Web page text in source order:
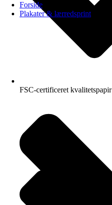
Forside
Plakater & lærredsprint
FSC-certificeret kvalitetspapir